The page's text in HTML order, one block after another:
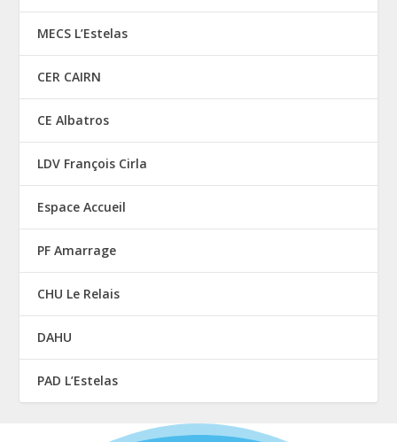
MECS L’Estelas
CER CAIRN
CE Albatros
LDV François Cirla
Espace Accueil
PF Amarrage
CHU Le Relais
DAHU
PAD L’Estelas